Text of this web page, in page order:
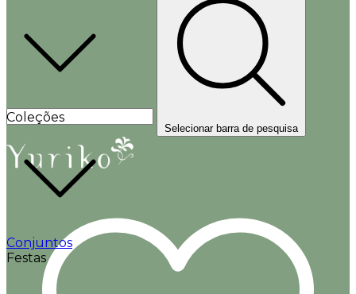
Coleções
Conjuntos
Festas
Selecionar barra de pesquisa